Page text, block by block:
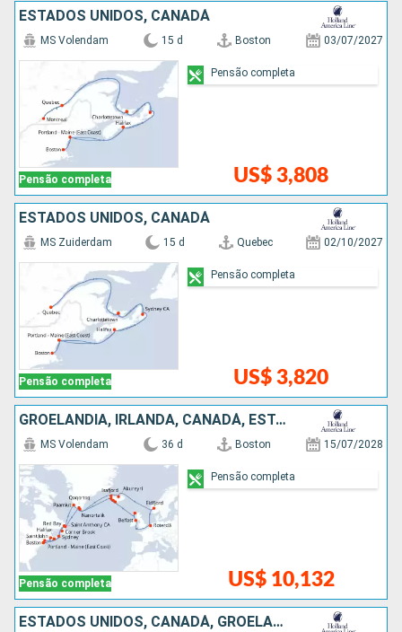
ESTADOS UNIDOS, CANADÁ
Pensão completa
MS Volendam 15 d Boston 03/07/2027
US$ 3,808
Pensão completa
ESTADOS UNIDOS, CANADÁ
Pensão completa
MS Zuiderdam 15 d Quebec 02/10/2027
US$ 3,820
Pensão completa
GROELÂNDIA, IRLANDA, CANADÁ, ESTADOS UNIDOS, ISLÂNDIA, HOLANDA, NORUEGA
Pensão completa
MS Volendam 36 d Boston 15/07/2028
US$ 10,132
Pensão completa
ESTADOS UNIDOS, CANADÁ, GROELÂNDIA, NORUEGA, HOLANDA, IRLANDA, ISLÂNDIA